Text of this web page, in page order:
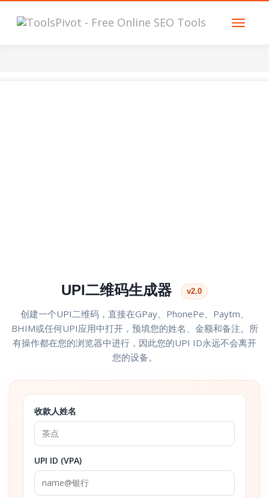
UPI二维码生成器 v2.0
创建一个UPI二维码，直接在GPay、PhonePe、Paytm、
BHIM或任何UPI应用中打开，预填您的姓名、金额和备注。所
有操作都在您的浏览器中进行，因此您的UPI ID永远不会离开
您的设备。
收款人姓名
UPI ID (VPA)